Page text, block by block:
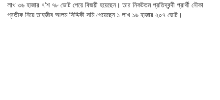
লাখ ৩৬ হাজার ৭’শ ৭৮ ভোট পেয়ে বিজয়ী হয়েছেন। তার নিকটতম প্রতিদ্বন্দী প্রার্থী নৌকা
প্রতীক নিয়ে তাহজীব আলম সিদ্দিকী সমি পেয়েছেন ১ লাখ ১৬ হাজার ২০৭ ভোট।